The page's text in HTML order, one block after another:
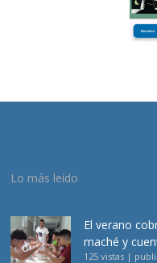
Lo más leído
El verano
maché y
125 vistas |